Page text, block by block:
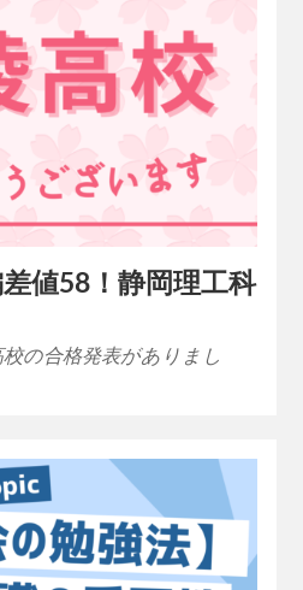
差値58！静岡理工科
の合格発表がありまし